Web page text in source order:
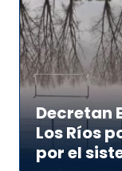
Decretan
Los Ríos
por el